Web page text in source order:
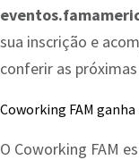
sua inscrição e
conferir as
Coworking FAM
O Coworking FAM